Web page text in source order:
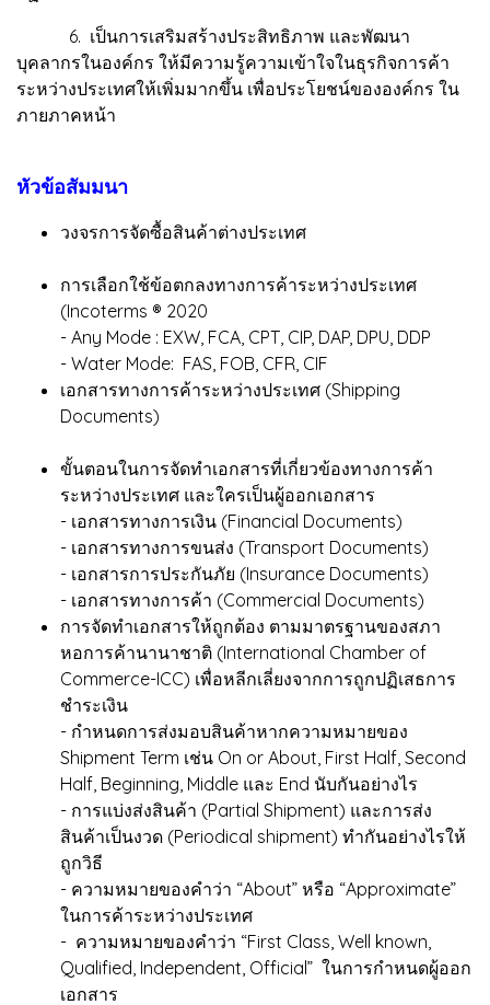
6. เป็นการเสริมสร้างประสิทธิภาพ และพัฒนา
บุคลากรในองค์กร ให้มีความรู้ความเข้าใจในธุรกิจการค้า
ระหว่างประเทศให้เพิ่มมากขึ้น เพื่อประโยชน์ขององค์กร ใน
ภายภาคหน้า
หัวข้อสัมมนา
วงจรการจัดซื้อสินค้าต่างประเทศ
การเลือกใช้ข้อตกลงทางการค้าระหว่างประเทศ
(Incoterms ® 2020
- Any Mode : EXW, FCA, CPT, CIP, DAP, DPU, DDP
- Water Mode: FAS, FOB, CFR, CIF
เอกสารทางการค้าระหว่างประเทศ (Shipping
Documents)
ขั้นตอนในการจัดทำเอกสารที่เกี่ยวข้องทางการค้า
ระหว่างประเทศ และใครเป็นผู้ออกเอกสาร
- เอกสารทางการเงิน (Financial Documents)
- เอกสารทางการขนส่ง (Transport Documents)
- เอกสารการประกันภัย (Insurance Documents)
- เอกสารทางการค้า (Commercial Documents)
การจัดทำเอกสารให้ถูกต้อง ตามมาตรฐานของสภา
หอการค้านานาชาติ (International Chamber of
Commerce-ICC) เพื่อหลีกเลี่ยงจากการถูกปฏิเสธการ
ชำระเงิน
- กำหนดการส่งมอบสินค้าหากความหมายของ
Shipment Term เช่น On or About, First Half, Second
Half, Beginning, Middle และ End นับกันอย่างไร
- การแบ่งส่งสินค้า (Partial Shipment) และการส่ง
สินค้าเป็นงวด (Periodical shipment) ทำกันอย่างไรให้
ถูกวิธี
- ความหมายของคำว่า “About” หรือ “Approximate”
ในการค้าระหว่างประเทศ
- ความหมายของคำว่า “First Class, Well known,
Qualified, Independent, Official” ในการกำหนดผู้ออก
เอกสาร